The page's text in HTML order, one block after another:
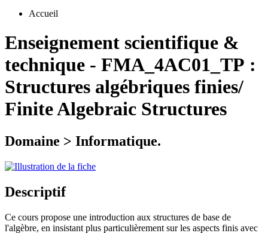
Accueil
Enseignement scientifique &
technique - FMA_4AC01_TP :
Structures algébriques finies/
Finite Algebraic Structures
Domaine > Informatique.
Descriptif
Ce cours propose une introduction aux structures de base de
l'algèbre, en insistant plus particulièrement sur les aspects finis avec